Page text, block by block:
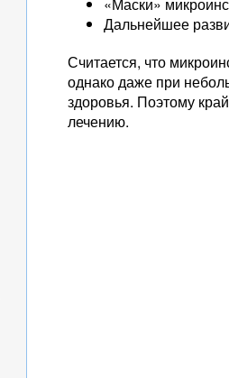
Дальнейшее
Считается, что
однако даже при
здоровья. Поэтому
лечению.